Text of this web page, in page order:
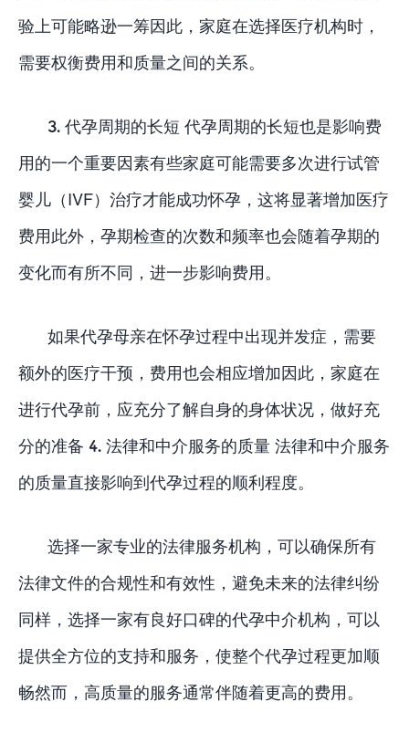
验上可能略逊一筹因此，家庭在选择医疗机构时，
需要权衡费用和质量之间的关系。
3. 代孕周期的长短 代孕周期的长短也是影响费
用的一个重要因素有些家庭可能需要多次进行试管
婴儿（IVF）治疗才能成功怀孕，这将显著增加医疗
费用此外，孕期检查的次数和频率也会随着孕期的
变化而有所不同，进一步影响费用。
如果代孕母亲在怀孕过程中出现并发症，需要
额外的医疗干预，费用也会相应增加因此，家庭在
进行代孕前，应充分了解自身的身体状况，做好充
分的准备 4. 法律和中介服务的质量 法律和中介服务
的质量直接影响到代孕过程的顺利程度。
选择一家专业的法律服务机构，可以确保所有
法律文件的合规性和有效性，避免未来的法律纠纷
同样，选择一家有良好口碑的代孕中介机构，可以
提供全方位的支持和服务，使整个代孕过程更加顺
畅然而，高质量的服务通常伴随着更高的费用。